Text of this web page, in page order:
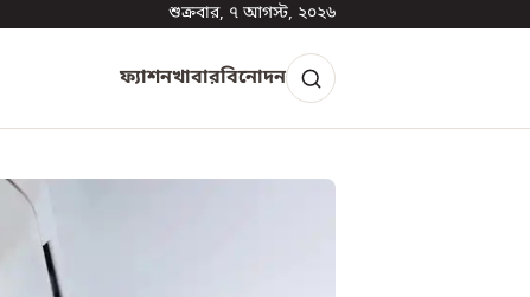
শুক্রবার, ৭ আগস্ট, ২০২৬
ফ্যাশনখাবারবিনোদন